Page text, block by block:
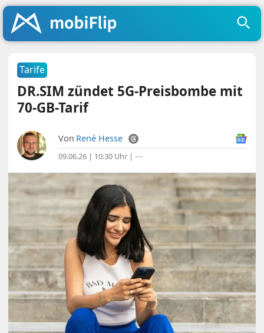
Tarife
DR.SIM zündet 5G-Preisbombe mit
70-GB-Tarif
Von René Hesse
09.06.26 | 10:30 Uhr | ⋯